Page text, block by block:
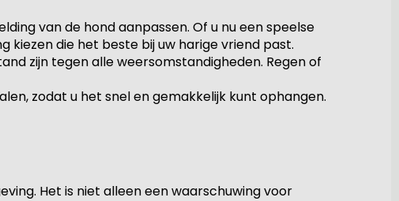
van de hond aanpassen. Of u nu een speelse
kiezen die het beste bij uw harige vriend past.
zijn tegen alle weersomstandigheden. Regen of
zodat u het snel en gemakkelijk kunt ophangen.
Het is niet alleen een waarschuwing voor